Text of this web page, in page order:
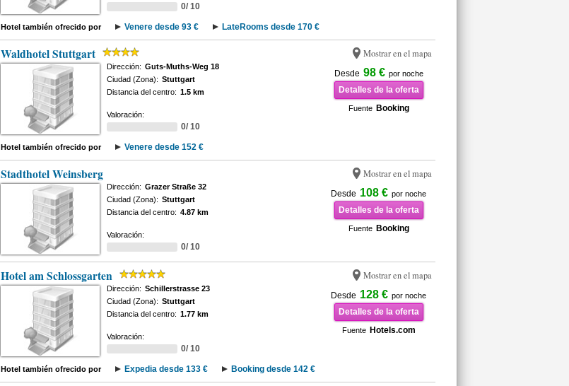
0/ 10
Hotel también ofrecido por Venere desde 93 € LateRooms desde 170 €
Waldhotel Stuttgart Mostrar en el mapa
Desde 98 € por noche
Detalles de la oferta
Fuente Booking
Dirección: Guts-Muths-Weg 18
Ciudad (Zona): Stuttgart
Distancia del centro: 1.5 km
Valoración:
0/ 10
Hotel también ofrecido por Venere desde 152 €
Stadthotel Weinsberg Mostrar en el mapa
Desde 108 € por noche
Detalles de la oferta
Fuente Booking
Dirección: Grazer Straße 32
Ciudad (Zona): Stuttgart
Distancia del centro: 4.87 km
Valoración:
0/ 10
Hotel am Schlossgarten Mostrar en el mapa
Desde 128 € por noche
Detalles de la oferta
Fuente Hotels.com
Dirección: Schillerstrasse 23
Ciudad (Zona): Stuttgart
Distancia del centro: 1.77 km
Valoración:
0/ 10
Hotel también ofrecido por Expedia desde 133 € Booking desde 142 €